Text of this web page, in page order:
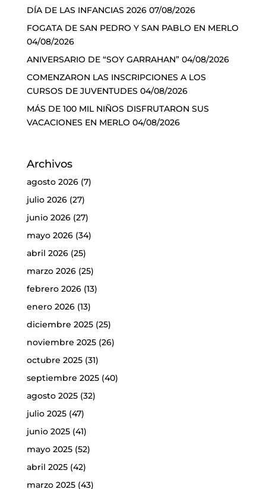
DÍA DE LAS INFANCIAS 2026 07/08/2026
FOGATA DE SAN PEDRO Y SAN PABLO EN MERLO
04/08/2026
ANIVERSARIO DE “SOY GARRAHAN” 04/08/2026
COMENZARON LAS INSCRIPCIONES A LOS
CURSOS DE JUVENTUDES 04/08/2026
MÁS DE 100 MIL NIÑOS DISFRUTARON SUS
VACACIONES EN MERLO 04/08/2026
Archivos
agosto 2026(7)
julio 2026(27)
junio 2026(27)
mayo 2026(34)
abril 2026(25)
marzo 2026(25)
febrero 2026(13)
enero 2026(13)
diciembre 2025(25)
noviembre 2025(26)
octubre 2025(31)
septiembre 2025(40)
agosto 2025(32)
julio 2025(47)
junio 2025(41)
mayo 2025(52)
abril 2025(42)
marzo 2025(43)